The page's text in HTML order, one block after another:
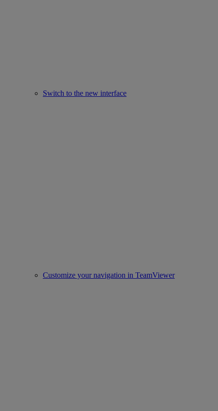
Switch to the new interface
Customize your navigation in TeamViewer